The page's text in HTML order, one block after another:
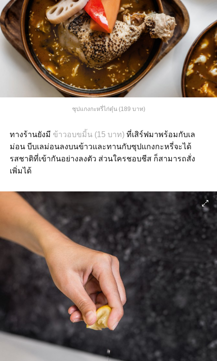
ซุปแกงกะหรี่ไก่ตุ๋น (189 บาท)
ทางร้านยังมี ข้าวอบขมิ้น (15 บาท) ที่เสิร์ฟมาพร้อมกับเล
ม่อน บีบเลม่อนลงบนข้าวและทานกับซุปแกงกะหรี่จะได้
รสชาติที่เข้ากันอย่างลงตัว ส่วนใครชอบชีส ก็สามารถสั่ง
เพิ่มได้